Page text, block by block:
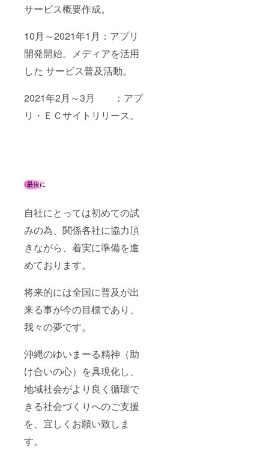
サービス概要作成。
10月～2021年1月：アプリ
開発開始。メディアを活用
した サービス普及活動。
2021年2月～3月 ：アプ
リ・ＥＣサイトリリース。
自社にとっては初めての試
みの為、関係各社に協力頂
きながら、着実に準備を進
めております。
将来的には全国に普及が出
来る事が今の目標であり、
我々の夢です。
沖縄のゆいまーる精神（助
け合いの心）を具現化し、
地域社会がより良く循環で
きる社会づくりへのご支援
を、宜しくお願い致しま
す。